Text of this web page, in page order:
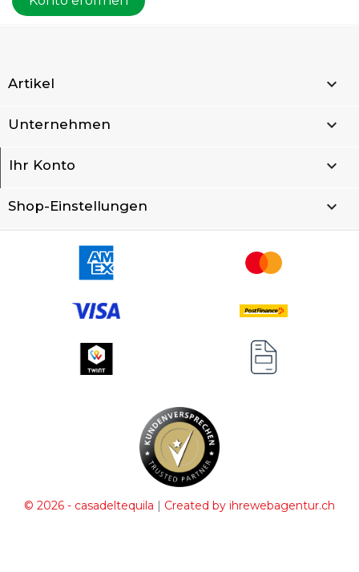
Artikel 
Unternehmen 
Ihr Konto 
Shop-Einstellungen keyboard_arrow_down
© 2026 - casadeltequila | Created by ihrewebagentur.ch